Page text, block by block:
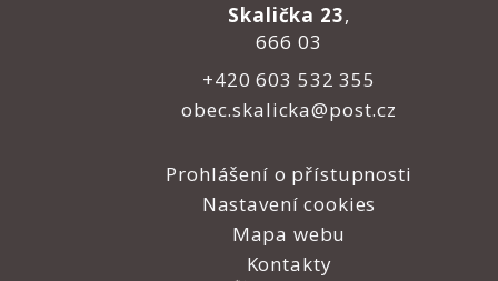
Skalička 23,
666 03
+420 603 532 355
obec.skalicka@post.cz
Prohlášení o přístupnosti
Nastavení cookies
Mapa webu
Kontakty